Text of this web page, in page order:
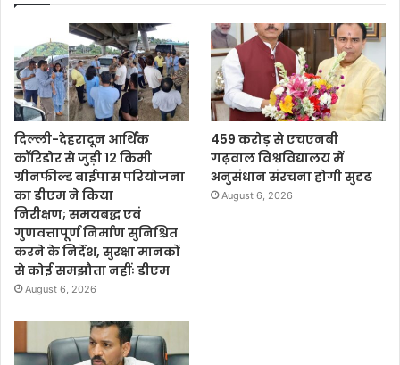
दिल्ली-देहरादून आर्थिक
कॉरिडोर से जुड़ी 12 किमी
ग्रीनफील्ड बाईपास परियोजना
का डीएम ने किया
निरीक्षण; समयबद्ध एवं
गुणवत्तापूर्ण निर्माण सुनिश्चित
करने के निर्देश, सुरक्षा मानकों
से कोई समझौता नहींः डीएम
August 6, 2026
459 करोड़ से एचएनबी
गढ़वाल विश्वविद्यालय में
अनुसंधान संरचना होगी सुदृढ
August 6, 2026